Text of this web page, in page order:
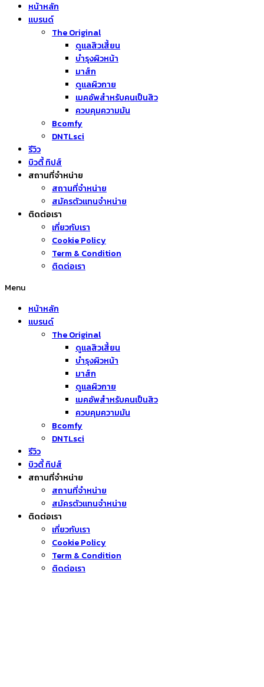
หน้าหลัก
แบรนด์
The Original
ดูแลสิวเสี้ยน
บำรุงผิวหน้า
มาส์ก
ดูแลผิวกาย
เมคอัพสำหรับคนเป็นสิว
ควบคุมความมัน
Bcomfy
DNTLsci
รีวิว
บิวตี้ ทิปส์
สถานที่จำหน่าย
สถานที่จำหน่าย
สมัครตัวแทนจำหน่าย
ติดต่อเรา
เกี่ยวกับเรา
Cookie Policy
Term & Condition
ติดต่อเรา
Menu
หน้าหลัก
แบรนด์
The Original
ดูแลสิวเสี้ยน
บำรุงผิวหน้า
มาส์ก
ดูแลผิวกาย
เมคอัพสำหรับคนเป็นสิว
ควบคุมความมัน
Bcomfy
DNTLsci
รีวิว
บิวตี้ ทิปส์
สถานที่จำหน่าย
สถานที่จำหน่าย
สมัครตัวแทนจำหน่าย
ติดต่อเรา
เกี่ยวกับเรา
Cookie Policy
Term & Condition
ติดต่อเรา